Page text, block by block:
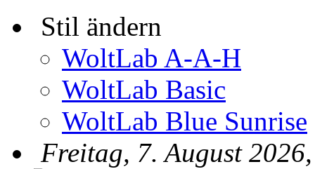
Stil ändern
WoltLab A-A-H
WoltLab Basic
WoltLab Blue Sunrise
Freitag, 7. August